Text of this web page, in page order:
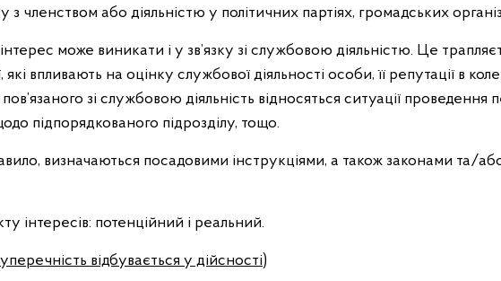
з членством або діяльністю у політичних партіях, громадських
може виникати і у зв’язку зі службовою діяльністю. Це
впливають на оцінку службової діяльності особи, її репутації в
зі службовою діяльність відносяться ситуації проведення
підпорядкованого підрозділу, тощо.
визначаються посадовими інструкціями, а також законами та/
інтересів: потенційний і реальний.
відбувається у дійсності)